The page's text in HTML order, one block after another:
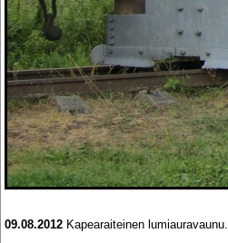
09.08.2012 Kapearaiteinen lumiauravaunu.